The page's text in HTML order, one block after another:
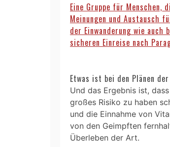
Eine Gruppe für Menschen,
Meinungen und Austausch
der Einwanderung wie auch
sicheren Einreise nach
Etwas ist bei den Plänen
Und das Ergebnis ist,
großes Risiko zu haben
und die Einnahme von
von den Geimpften
Überleben der Art.